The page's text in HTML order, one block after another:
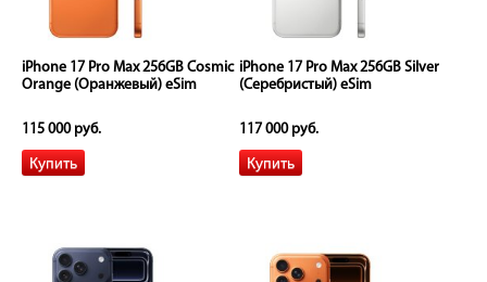
iPhone 17 Pro Max 256GB Cosmic
Orange (Оранжевый) eSim
115 000 руб.
iPhone 17 Pro Max 256GB Silver
(Серебристый) eSim
117 000 руб.